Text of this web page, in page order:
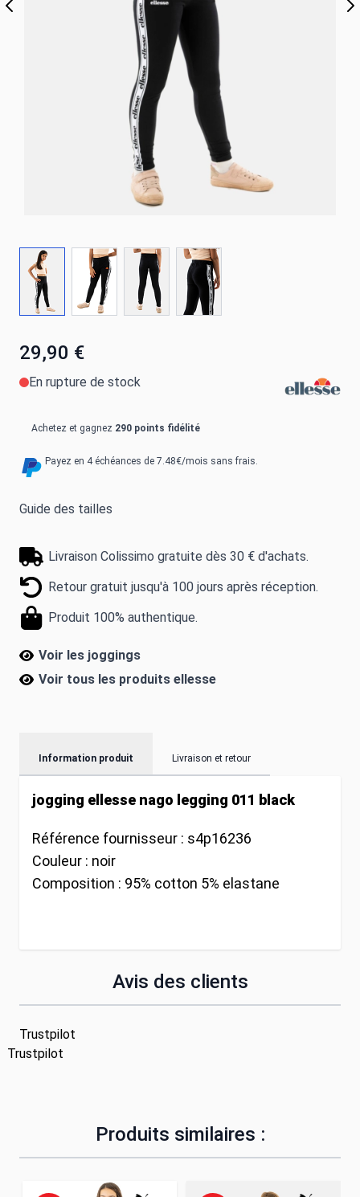
29,90 €
En rupture de stock
Achetez et gagnez 290 points fidélité
Payez en 4 échéances de 7.48€/mois sans frais.
Guide des tailles
Livraison Colissimo gratuite dès 30 € d'achats.
Retour gratuit jusqu'à 100 jours après réception.
Produit 100% authentique.
Voir les joggings
Voir tous les produits ellesse
Information produit Livraison et retour
jogging ellesse nago legging 011 black
Référence fournisseur : s4p16236
Couleur : noir
Composition : 95% cotton 5% elastane
Avis des clients
Trustpilot
Trustpilot
Produits similaires :